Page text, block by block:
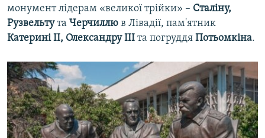
монумент лідерам «великої трійки» – Сталіну,
Рузвельтута Черчиллю в Лівадії, пам'ятник
Катерині ІІ, Олександру ІІІ та погруддя Потьомкіна.